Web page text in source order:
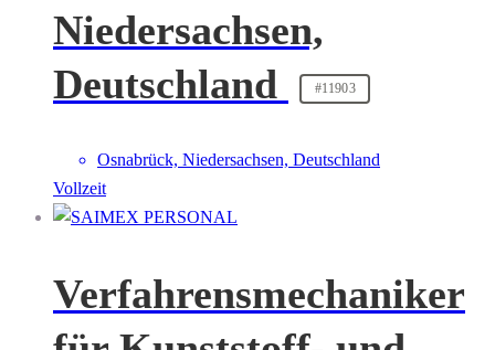
Niedersachsen,
Deutschland
#11903
Osnabrück, Niedersachsen, Deutschland
Vollzeit
Verfahrensmechaniker